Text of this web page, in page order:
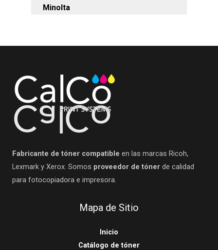
Minolta
Fabricante de tóner compatible en las marcas Ricoh,
Lexmark y Xerox. Somos proveedor de tóner de calidad
para fotocopiadora e impresora.
Mapa de Sitio
Inicio
Catálogo de tóner